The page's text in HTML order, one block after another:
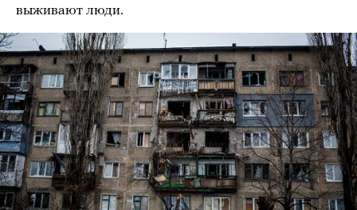
выживают люди.